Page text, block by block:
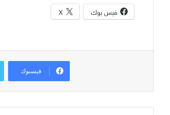
فيس بوك X
فيسبوك